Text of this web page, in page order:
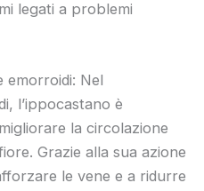
legati a problemi
emorroidi: Nel
l’ippocastano è
la circolazione
Grazie alla sua azione
le vene e a ridurre